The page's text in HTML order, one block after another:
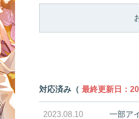
対応済み（ 最終更新日：
2023.08.10 一部ア